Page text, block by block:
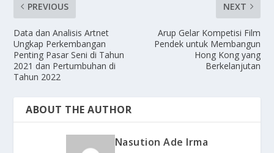
PREVIOUS
Data dan Analisis Artnet
Ungkap Perkembangan
Penting Pasar Seni di Tahun
2021 dan Pertumbuhan di
Tahun 2022
NEXT
Arup Gelar Kompetisi Film
Pendek untuk Membangun
Hong Kong yang
Berkelanjutan
ABOUT THE AUTHOR
Nasution Ade Irma